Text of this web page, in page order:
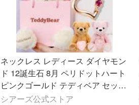
ネックレス レディース ダイヤモン
ド 12誕生石 8月 ペリドットハート
ピンクゴールド テディベア セット
誕生日 プレゼント シアーズ
シアーズ公式ストア